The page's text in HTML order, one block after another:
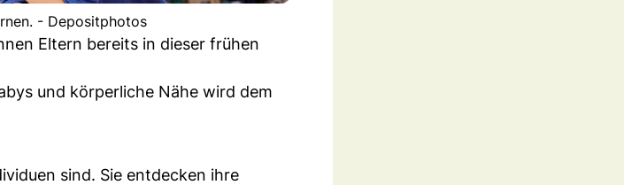
- Depositphotos
Eltern bereits in dieser frühen
und körperliche Nähe wird dem
sind. Sie entdecken ihre